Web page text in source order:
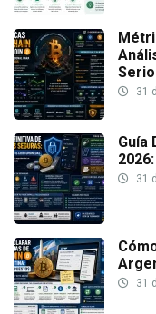
31
Guía
31
31